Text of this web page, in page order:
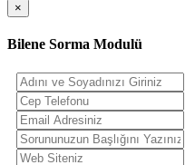
×
Bilene Sorma Modulü